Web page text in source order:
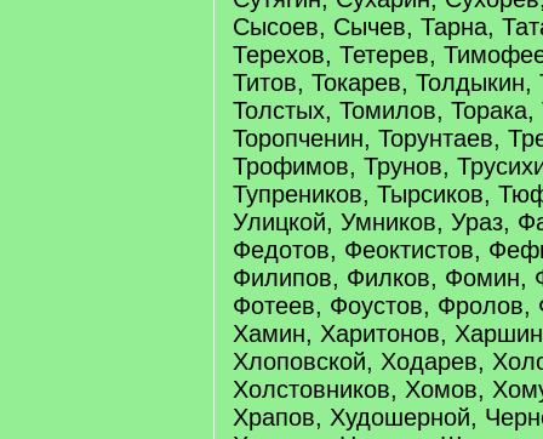
Сысоев, Сычев, Тарна,
Терехов, Тетерев,
Титов, Токарев, Толдыкин,
Толстых, Томилов, Торака,
Торопченин, Торунтаев,
Трофимов, Трунов,
Тупреников, Тырсиков,
Улицкой, Умников, Ураз,
Федотов, Феоктистов,
Филипов, Филков, Фомин,
Фотеев, Фоустов, Фролов,
Хамин, Харитонов,
Хлоповской, Ходарев,
Холстовников, Хомов,
Храпов, Худошерной,